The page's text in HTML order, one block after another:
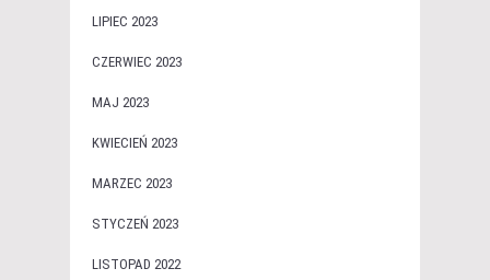
LIPIEC 2023
CZERWIEC 2023
MAJ 2023
KWIECIEŃ 2023
MARZEC 2023
STYCZEŃ 2023
LISTOPAD 2022